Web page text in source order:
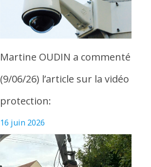
Martine OUDIN a commenté
(9/06/26) l’article sur la vidéo
protection:
16 juin 2026